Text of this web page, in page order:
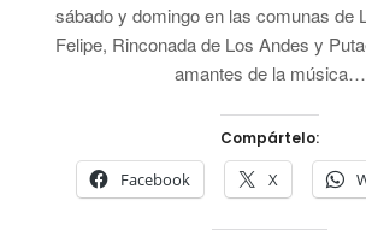
sábado y domingo en las comunas de
Felipe, Rinconada de Los Andes y
amantes de la música…
Compártelo:
Facebook X